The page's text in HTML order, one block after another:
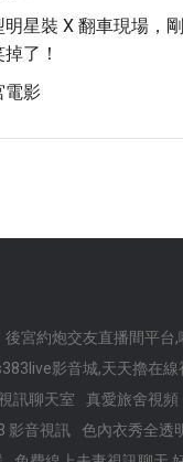
明星裝 X 翻車現場，
了！
電影
後宮約炮交友直播間平台
影音城,天天擼在線
訊聊天室 真愛旅舍視頻
影音視訊 色內衣秀全透